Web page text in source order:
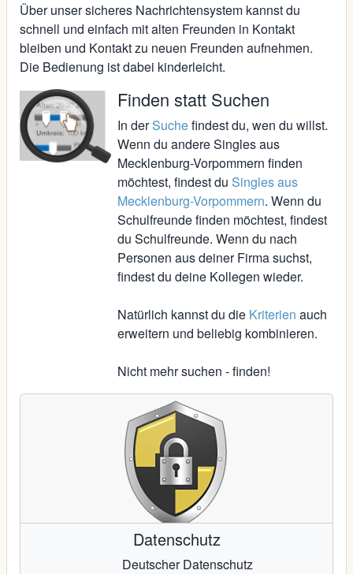
Über unser sicheres Nachrichtensystem kannst du
schnell und einfach mit alten Freunden in Kontakt
bleiben und Kontakt zu neuen Freunden aufnehmen.
Die Bedienung ist dabei kinderleicht.
Finden statt Suchen
In derSuchefindest du, wen du willst.
Wenn du andere Singles aus
Mecklenburg-Vorpommern finden
möchtest, findest du Singles aus
Mecklenburg-Vorpommern. Wenn du
Schulfreunde finden möchtest, findest
du Schulfreunde. Wenn du nach
Personen aus deiner Firma suchst,
findest du deine Kollegen wieder.
Natürlich kannst du die Kriterien auch
erweitern und beliebig kombinieren.
Nicht mehr suchen - finden!
Datenschutz
Deutscher Datenschutz